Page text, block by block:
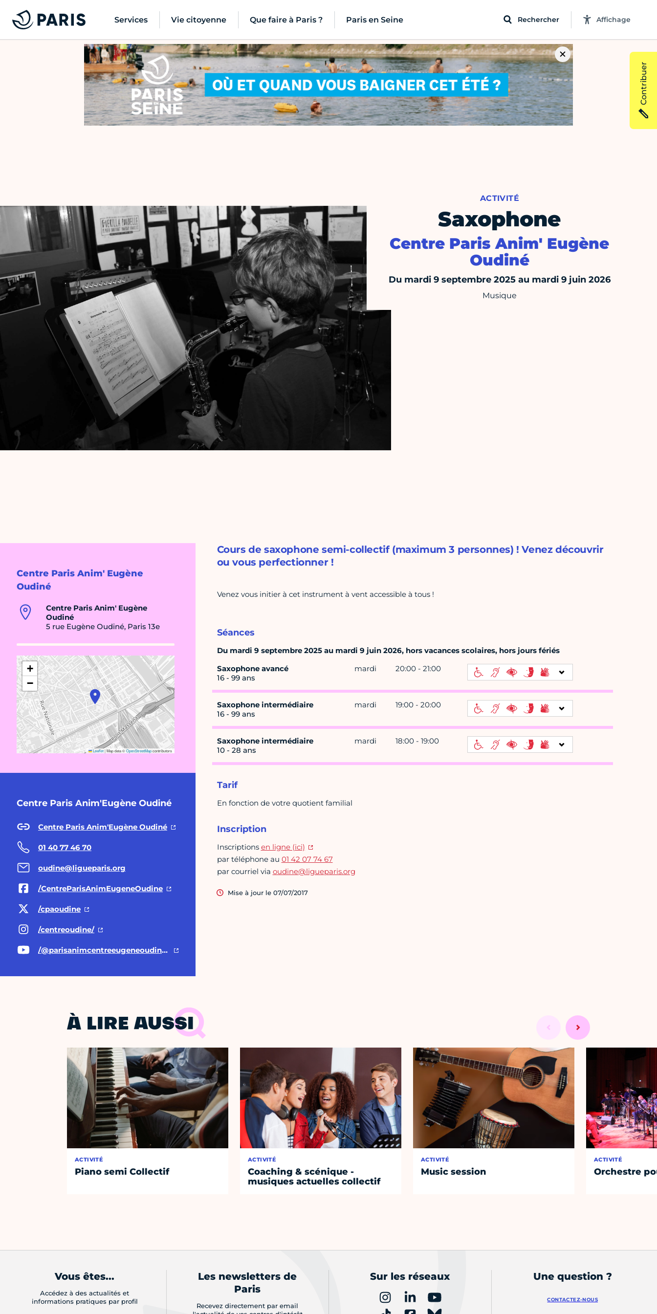
Services Vie citoyenne Que faire à Paris ? Paris en Seine Rechercher Affichage
ACTIVITÉ
Saxophone
Centre Paris Anim' Eugène
Oudiné
Du mardi 9 septembre 2025 au mardi 9 juin 2026
Musique
Centre Paris Anim' Eugène
Oudiné
Centre Paris Anim' Eugène
Oudiné
5 rue Eugène Oudiné, Paris 13e
+
−
Leaflet|Map data ©OpenStreetMapcontributors
Centre Paris Anim'Eugène Oudiné
Centre Paris Anim'Eugène Oudiné
01 40 77 46 70
oudine@ligueparis.org
/CentreParisAnimEugeneOudine
/cpaoudine
/centreoudine/
/@parisanimcentreeugeneoudin8636
Cours de saxophone semi-collectif (maximum 3 personnes) ! Venez découvrir
ou vous perfectionner !
Venez vous initier à cet instrument à vent accessible à tous !
Séances
Du mardi 9 septembre 2025 au mardi 9 juin 2026, hors vacances scolaires, hors jours fériés
Saxophone avancé
16 - 99 ans
mardi 20:00 - 21:00
Saxophone intermédiaire
16 - 99 ans
mardi 19:00 - 20:00
Saxophone intermédiaire
10 - 28 ans
mardi 18:00 - 19:00
Tarif
En fonction de votre quotient familial
Inscription
Inscriptions en ligne (ici)
par téléphone au 01 42 07 74 67
par courriel via oudine@ligueparis.org
Mise à jour le 07/07/2017
À LIRE AUSSI
ACTIVITÉ
Piano semi Collectif
ACTIVITÉ
Coaching & scénique -
musiques actuelles collectif
ACTIVITÉ
Music session
ACTIVITÉ
Orchestre
Contribuer
Vous êtes...
Accédez à des actualités et
informations pratiques par profil
Les newsletters de
Paris
Recevez directement par email
Sur les réseaux Une question ?
CONTACTEZ-NOUS